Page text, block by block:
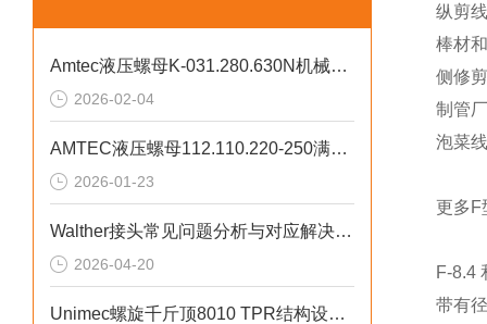
Amtec液压螺母K-031.280.630N机械自锁设计
2026-02-04
AMTEC液压螺母112.110.220-250满足高湿度强振动工况
2026-01-23
Walther接头常见问题分析与对应解决策略分享
2026-04-20
Unimec螺旋千斤顶8010 TPR结构设计及核心部件讲解
纵剪线
棒材
侧修
制管厂
泡菜线
更多F
F-8.4
带有